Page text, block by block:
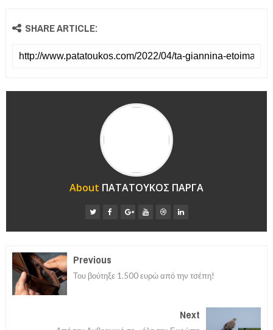
SHARE ARTICLE:
About ΠΑΤΑΤΟΥΚΟΣ ΠΑΡΓΑ
Previous
Του βούτηξε 1.500 ευρώ από την τσέπη!
Next